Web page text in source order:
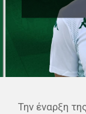
Την έναρξη